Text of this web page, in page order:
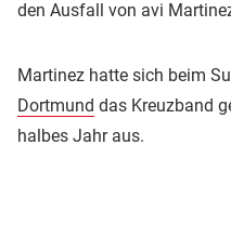
den Ausfall von avi
Martinez hatte sich beim
Dortmund das Kreuzband
halbes Jahr aus.